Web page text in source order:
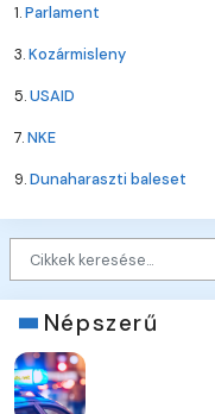
1.Parlament
3.Kozármisleny
5.USAID
7.NKE
9.Dunaharaszti baleset
Népszerű